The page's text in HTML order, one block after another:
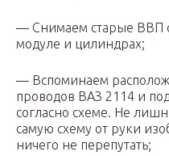
— Снимаем старые ВВП
модуле и цилиндрах;
— Вспоминаем
проводов ВАЗ 2114 и
согласно схеме. Не
самую схему от руки
ничего не перепутать;